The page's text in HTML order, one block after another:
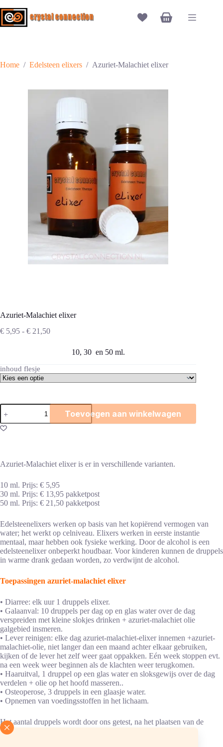
naar
de
Winkelwagen
Home / Edelsteen elixers / Azuriet-Malachiet elixer
Azuriet-Malachiet elixer
€ 5,95 - € 21,50Prijsklasse:
€ 21,50
10, 30 en 50 ml.
inhoud flesje
Azuriet-
Malachiet
elixer
aantal
Toevoegen aan winkelwagen
Azuriet-Malachiet elixer is er in verschillende varianten.
10 ml. Prijs: € 5,95
30 ml. Prijs: € 13,95 pakketpost
50 ml. Prijs: € 21,50 pakketpost
Edelsteenelixers werken op basis van het kopiërend vermogen van
water; het werkt op celniveau. Elixers werken in eerste instantie
mentaal, maar hebben ook fysieke werking. Door de alcohol is een
edelsteenelixer onbeperkt houdbaar. Voor kinderen kunnen de druppels
in warme drank gedaan worden, zo verdwijnt de alcohol.
Toepassingen azuriet-malachiet elixer
• Diarree: elk uur 1 druppels elixer.
• Galaanval: 10 druppels per dag op en glas water over de dag
verspreiden met kleine slokjes drinken + azuriet-malachiet olie
galgebied insmeren.
• Lever reinigen: elke dag azuriet-malachiet-elixer innemen +azuriet-
malachiet-olie, niet langer dan een maand achter elkaar gebruiken,
kijken of de lever het zelf weer gaat oppakken. Eén week stoppen evt.
na een week weer beginnen als de klachten weer terugkomen.
• Haaruitval, 1 druppel op een glas water en sloksgewijs over de dag
verdelen + olie op het hoofd masseren..
• Osteoperose, 3 druppels in een glaasje water.
• Opnemen van voedingsstoffen in het lichaam.
Het aantal druppels wordt door ons getest, na het plaatsen van de
bestelling.